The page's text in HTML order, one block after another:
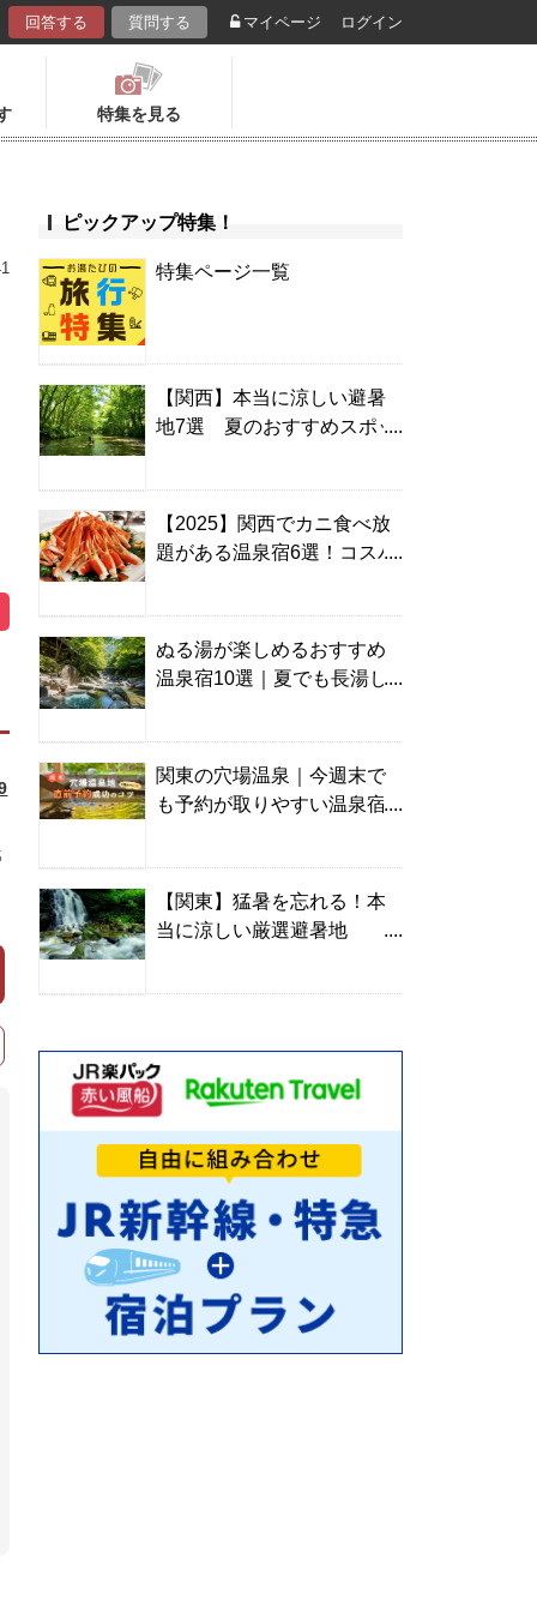
回答する 質問する マイページ ログイン
特集を見る
ピックアップ特集！
特集ページ一覧
【関西】本当に涼しい避暑
地7選 夏のおすすめスポッ
【2025】関西でカニ食べ放
題がある温泉宿6選！コスパ
ぬる湯が楽しめるおすすめ
温泉宿10選｜夏でも長湯し
関東の穴場温泉｜今週末で
も予約が取りやすい温泉宿
【関東】猛暑を忘れる！本
当に涼しい厳選避暑地